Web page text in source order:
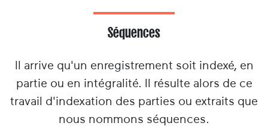
Séquences
Il arrive qu'un enregistrement soit indexé, en
partie ou en intégralité. Il résulte alors de ce
travail d'indexation des parties ou extraits que
nous nommons séquences.